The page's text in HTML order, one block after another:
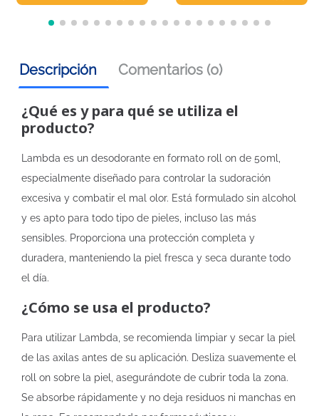
Descripción Comentarios (0)
¿Qué es y para qué se utiliza el
producto?
Lambda es un desodorante en formato roll on de 50ml,
especialmente diseñado para controlar la sudoración
excesiva y combatir el mal olor. Está formulado sin alcohol
y es apto para todo tipo de pieles, incluso las más
sensibles. Proporciona una protección completa y
duradera, manteniendo la piel fresca y seca durante todo
el día.
¿Cómo se usa el producto?
Para utilizar Lambda, se recomienda limpiar y secar la piel
de las axilas antes de su aplicación. Desliza suavemente el
roll on sobre la piel, asegurándote de cubrir toda la zona.
Se absorbe rápidamente y no deja residuos ni manchas en